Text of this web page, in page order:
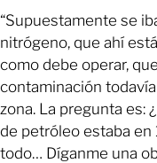
“Supuestamente se
nitrógeno, que ahí
como debe operar,
contaminación
zona. La pregunta es:
de petróleo estaba en
todo… Díganme una